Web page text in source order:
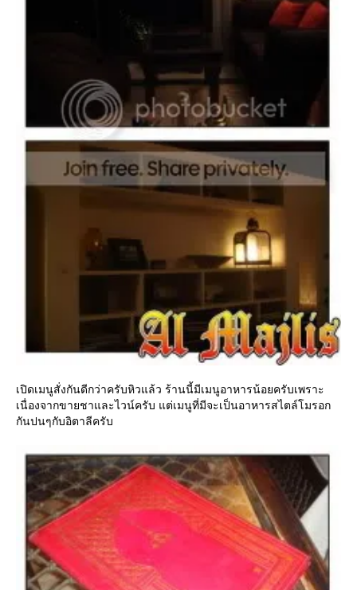
เปิดเมนูสั่งกันดีกว่าครับหิวแล้ว ร้านนี้มีเมนูอาหารน้อยครับเพราะ
เนื่องจากขายชาและไวน์ครับ แต่เมนูที่มีจะเป็นอาหารสไตล์โมรอก
กันปนๆกับอิตาลีครับ